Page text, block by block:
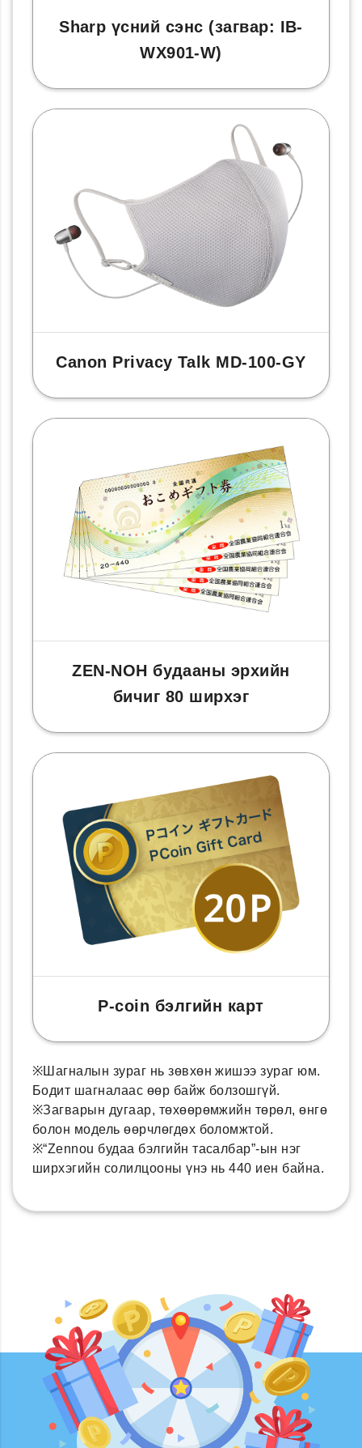
Sharp үсний сэнс (загвар: IB-
WX901-W)
Canon Privacy Talk MD-100-GY
ZEN-NOH будааны эрхийн
бичиг 80 ширхэг
P-coin бэлгийн карт
※Шагналын зураг нь зөвхөн жишээ зураг юм.
Бодит шагналаас өөр байж болзошгүй.
※Загварын дугаар, төхөөрөмжийн төрөл, өнгө
болон модель өөрчлөгдөх боломжтой.
※“Zennou будаа бэлгийн тасалбар”-ын нэг
ширхэгийн солилцооны үнэ нь 440 иен байна.